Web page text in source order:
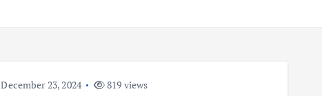
December 23, 2024 819 views